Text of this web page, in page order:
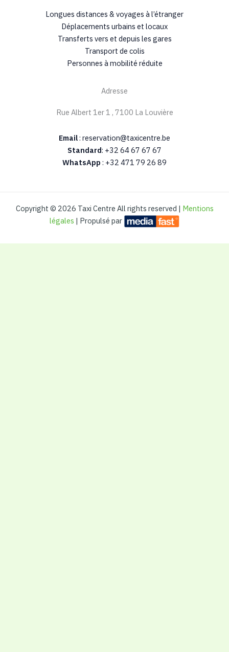
Longues distances & voyages à l’étranger
Déplacements urbains et locaux
Transferts vers et depuis les gares​
Transport de colis
Personnes à mobilité réduite
Adresse
Rue Albert 1er 1 , 7100 La Louvière
Email: reservation@taxicentre.be
Standard: +32 64 67 67 67
WhatsApp : +32 471 79 26 89‬
Copyright © 2026 Taxi Centre All rights reserved | Mentions
légales | Propulsé par